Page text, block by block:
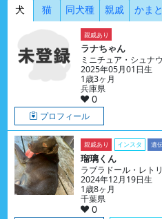
犬 猫 同犬種 親戚 かま
親戚あり
ラナちゃん
ミニチュア・シュナ
2025年05月01日生
1歳3ヶ月
兵庫県
0
プロフィール
親戚あり インスタ 遺
瑠璃くん
ラブラドール・レト
2024年12月19日生
1歳8ヶ月
千葉県
0